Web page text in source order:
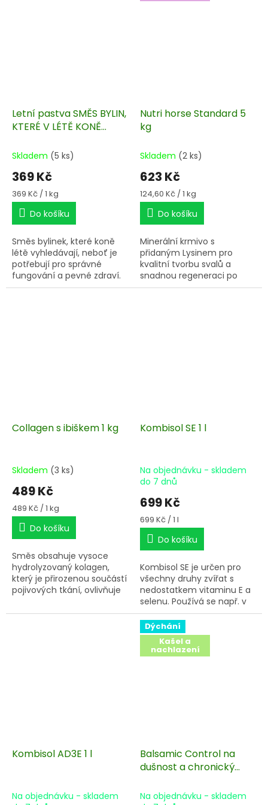
Letní pastva SMĚS BYLIN,
KTERÉ V LÉTĚ KONĚ
většině pastev je již
Skladem (5 ks)
369 Kč
Měrná
cena:
369 Kč / 1 kg
Do košíku
Směs bylinek, které koně
létě vyhledávají, neboť je
potřebují pro správné
fungování a pevné zdraví.
Na většině pastev je již
Nutri horse Standard 5
kg
Skladem (2 ks)
623 Kč
Měrná
cena:
124,60 Kč / 1 kg
Do košíku
Minerální krmivo s
přidaným Lysinem pro
kvalitní tvorbu svalů a
snadnou regeneraci po
zátěži.
Collagen s ibiškem 1 kg
Skladem (3 ks)
489 Kč
Měrná
cena:
489 Kč / 1 kg
Do košíku
Směs obsahuje vysoce
hydrolyzovaný kolagen,
který je přirozenou součástí
pojivových tkání, ovlivňuje
podporuje zdraví žlučníku a
Kombisol SE 1 l
Na objednávku - skladem
do 7 dnů
699 Kč
Měrná
cena:
699 Kč / 1 l
Do košíku
Kombisol SE je určen pro
všechny druhy zvířat s
nedostatkem vitaminu E a
selenu. Používá se např. v
zátěžových situacích
(teplotní a transportní
stres), podporuje pohlavní
aktivitu a reprodukční
schopnosti.
Kombisol AD3E 1 l
Na objednávku - skladem
Dýchání
Kašel a
nachlazení
Balsamic Control na
dušnost a chronický
Na objednávku - skladem